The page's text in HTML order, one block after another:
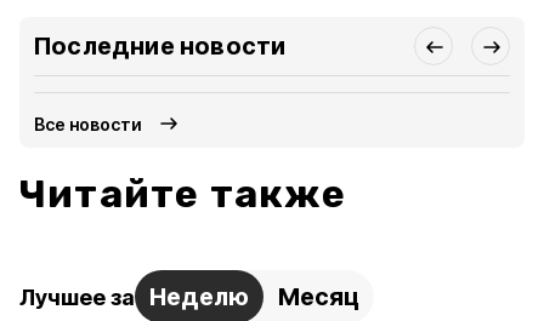
Последние новости
Все новости
Читайте также
Лучшее за Неделю Месяц